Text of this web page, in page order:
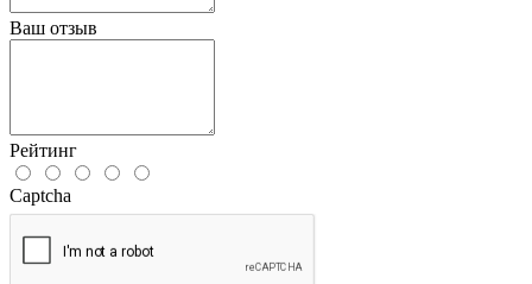
Ваш отзыв
Рейтинг
Captcha